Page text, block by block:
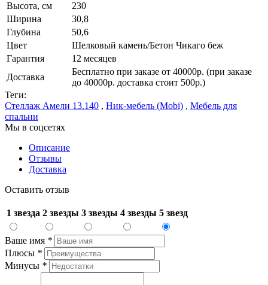
Высота, см
230
Ширина
30,8
Глубина
50,6
Цвет
Шелковый камень/Бетон Чикаго беж
Гарантия
12 месяцев
Доставка
Бесплатно при заказе от 40000р. (при заказе
до 40000р. доставка стоит 500р.)
Теги:
Стеллаж Амели 13.140 , Ник-мебель (Mobi) , Мебель для
спальни
Мы в соцсетях
Описание
Отзывы
Доставка
Оставить отзыв
1 звезда 2 звезды 3 звезды 4 звезды 5 звезд
Ваше имя *
Плюсы *
Минусы *